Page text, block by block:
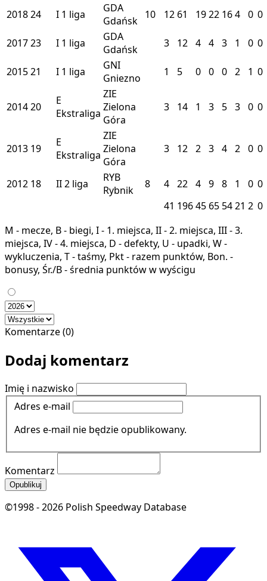
201824 I 1 liga
GDA
Gdańsk 10 12 61 1922 164 0 0
201723 I 1 liga
GDA
Gdańsk
3 12 4 4 3 1 0 0
201521 I 1 liga
GNI
Gniezno
1 5 0 0 0 2 1 0
201420
E
Ekstraliga
ZIE
Zielona
Góra
3 14 1 3 5 3 0 0
2013 19
E
Ekstraliga
ZIE
Zielona
Góra
3 12 2 3 4 2 0 0
2012 18 II2 liga
RYB
Rybnik
8 4 22 4 9 8 1 0 0
41 19645 65 5421 2 0
M - mecze, B - biegi, I - 1. miejsca, II - 2. miejsca, III - 3.
miejsca, IV - 4. miejsca, D - defekty, U - upadki, W -
wykluczenia, T - taśmy, Pkt - razem punktów, Bon. -
bonusy, Śr./B - średnia punktów w wyścigu
Komentarze (0)
Dodaj komentarz
Imię i nazwisko
Adres e-mail
Adres e-mail nie będzie opublikowany.
Komentarz
Opublikuj
©1998 - 2026 Polish Speedway Database